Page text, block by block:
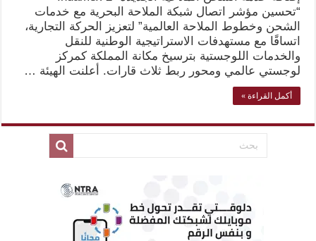
“تحسين مؤشر اتصال شبكة الملاحة البحرية مع خدمات
الشحن وخطوط الملاحة العالمية” لتعزيز الحركة التجارية،
اتساقًا مع مستهدفات الاستراتيجية الوطنية للنقل
والخدمات اللوجستية بترسيخ مكانة المملكة كمركز
لوجستي عالمي ومحور ربط ثلاث قارات. أعلنت الهيئة …
أكمل القراءة »